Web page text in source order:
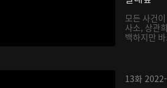
모든 사건
사소, 상관
13화